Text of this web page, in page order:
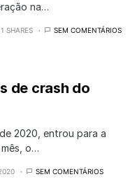
na…
SHARES SEM COMENTÁRIOS
de crash do
2020, entrou para a
o…
SEM COMENTÁRIOS